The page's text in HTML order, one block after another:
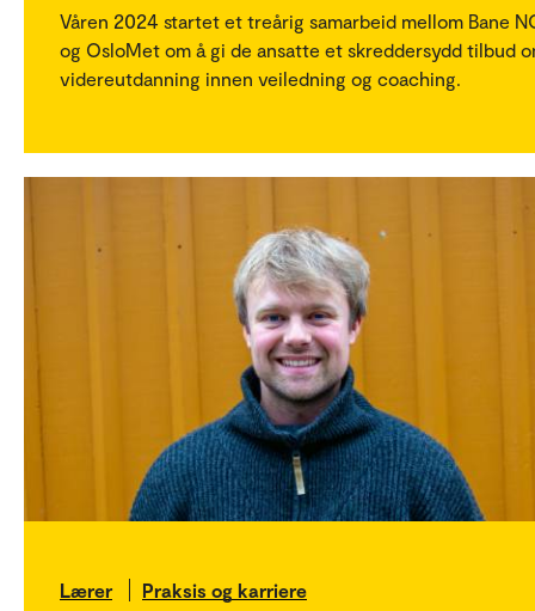
Våren 2024 startet et treårig samarbeid mellom Bane
og OsloMet om å gi de ansatte et skreddersydd tilbud
videreutdanning innen veiledning og coaching.
Lærer Praksis og karriere